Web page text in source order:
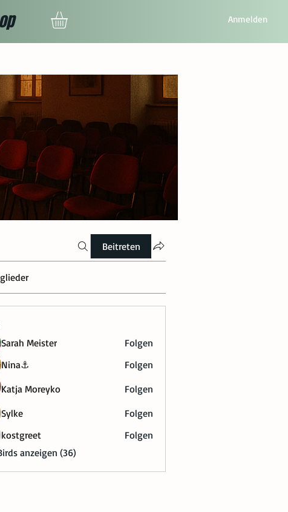
Anmelden
Beitreten
Sarah Meister
Folgen
Nina⚓
Folgen
Katja Moreyko
Folgen
Sylke
Folgen
kostgreet
Folgen
anzeigen (36)